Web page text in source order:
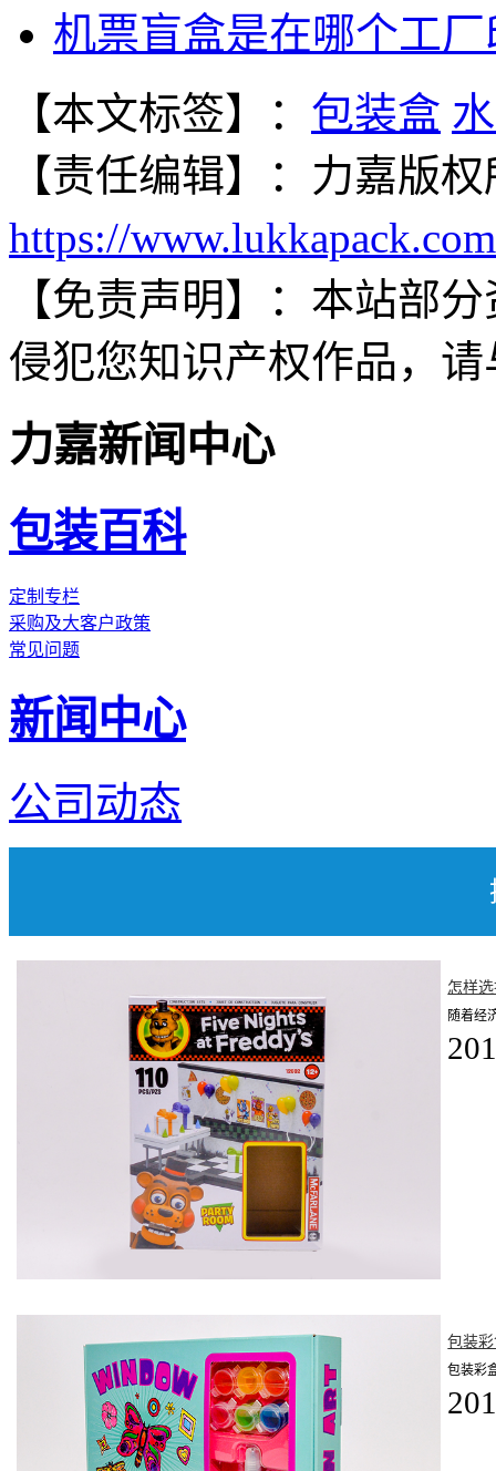
机票盲盒是在哪个工
【本文标签】： 包装盒
【责任编辑】： 力嘉版权
https://www.lukkapack.com
【免责声明】： 本站部
侵犯您知识产权作品，
力嘉新闻中心
包装百科
定制专栏
采购及大客户政策
常见问题
新闻中心
公司动态
怎样
随着经
包装
包装彩